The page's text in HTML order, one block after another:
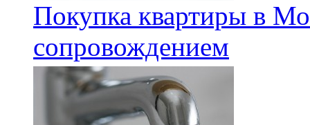
Покупка квартиры в
сопровождением